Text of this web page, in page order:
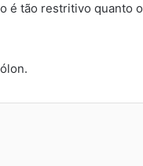
é tão restritivo quanto o